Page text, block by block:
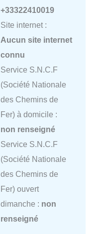
+33322410019
Site internet :
Aucun site internet
connu
Service S.N.C.F
(Société Nationale
des Chemins de
Fer) à domicile :
non renseigné
Service S.N.C.F
(Société Nationale
des Chemins de
Fer) ouvert
dimanche : non
renseigné